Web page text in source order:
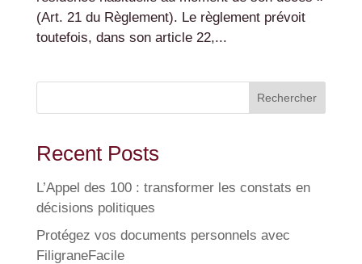
(Art. 21 du Règlement). Le règlement prévoit
toutefois, dans son article 22,...
Rechercher
Recent Posts
L’Appel des 100 : transformer les constats en
décisions politiques
Protégez vos documents personnels avec
FiligraneFacile